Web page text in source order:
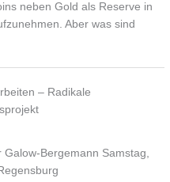
neben Gold als Reserve in
Aber was sind
– Radikale
Bergemann Samstag,